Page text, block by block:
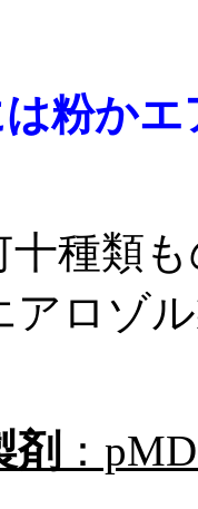
粉か
十種類
アロゾ
剤 ：